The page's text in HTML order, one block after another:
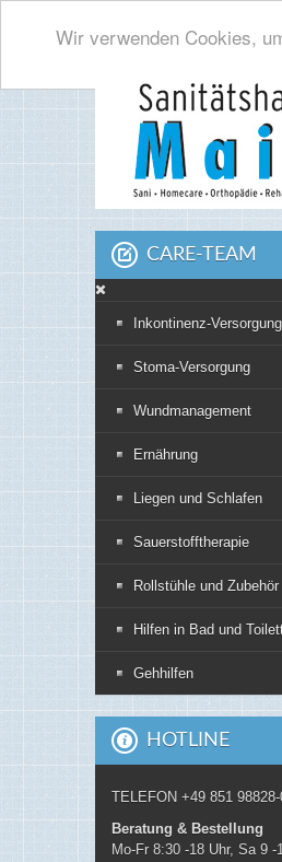
Wir verwenden Cookies,
CARE-TEAM
Inkontinenz-Versorgung
Stoma-Versorgung
Wundmanagement
Ernährung
Liegen und Schlafen
Sauerstofftherapie
Rollstühle und Zubehör
Hilfen in Bad und
Gehhilfen
HOTLINE
TELEFON +49 851 98828-
Beratung & Bestellung
Mo-Fr 8:30 -18 Uhr, Sa 9 -